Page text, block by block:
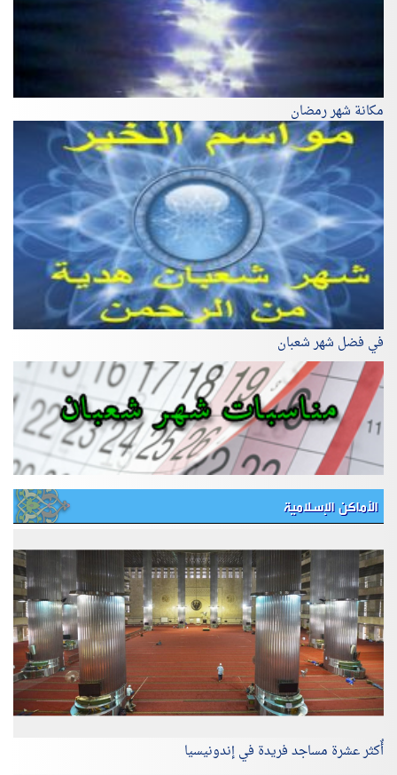
مكانة شهر رمضان
في فضل شهر شعبان
الأماكن الإسلامية
أٌكثر عشرة مساجد فريدة في إندونيسيا